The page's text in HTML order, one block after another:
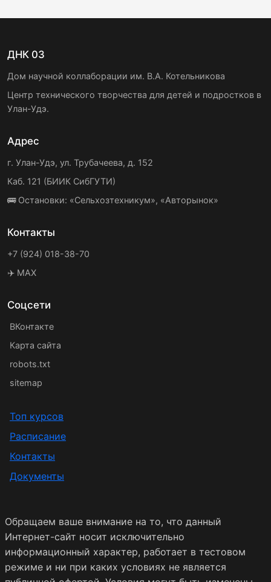
ДНК 03
Дом научной коллаборации им. В.А. Котельникова
Центр технического творчества для детей и подростков в
Улан-Удэ.
Адрес
г. Улан-Удэ, ул. Трубачеева, д. 152
Каб. 121 (БИИК СибГУТИ)
🚌 Остановки: «Сельхозтехникум», «Авторынок»
Контакты
+7 (924) 018-38-70
✈️ MAX
Соцсети
ВКонтакте
Карта сайта
robots.txt
sitemap
Топ курсов
Расписание
Контакты
Документы
Обращаем ваше внимание на то, что данный
Интернет-сайт носит исключительно
информационный характер, работает в тестовом
режиме и ни при каких условиях не является